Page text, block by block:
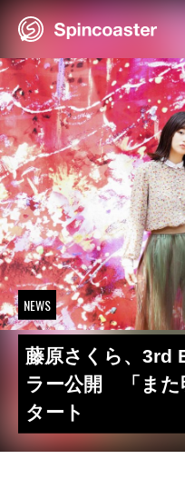
Skip
NEWS
藤原さくら、3rd
ラー公開 「また
タート